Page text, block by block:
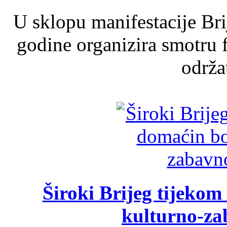
U sklopu manifestacije
godine organizira
Široki Brijeg tijekom
kulturno-